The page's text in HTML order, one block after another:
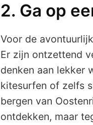
2. Ga op
Voor de
Er zijn ontzettend
denken aan lekker
kitesurfen of zelfs
bergen van
ontdekken, maar